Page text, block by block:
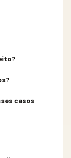
casos